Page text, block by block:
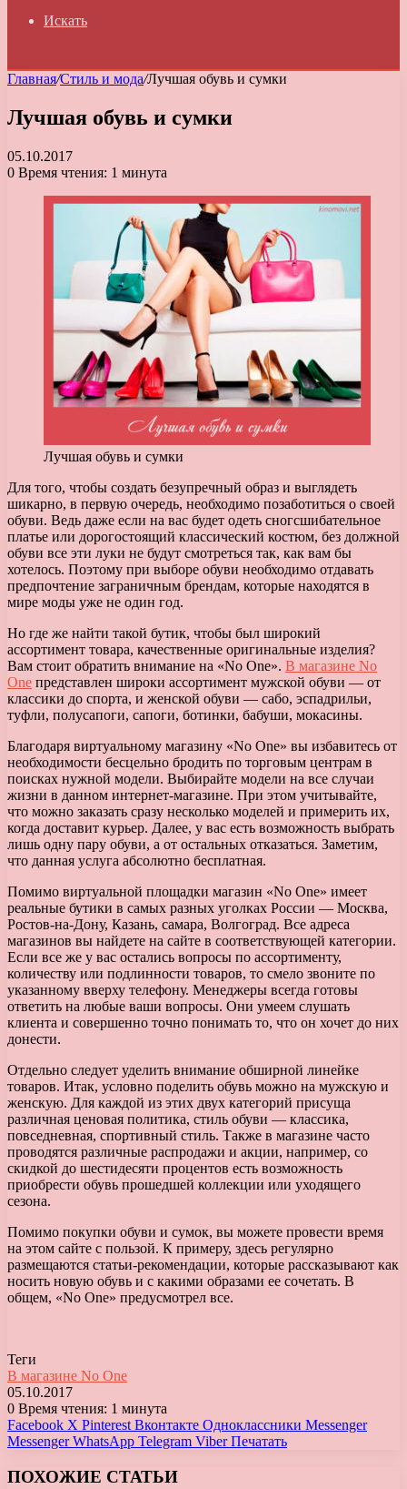
Искать
Главная/Стиль и мода/Лучшая обувь и сумки
Лучшая обувь и сумки
05.10.2017
0 Время чтения: 1 минута
Лучшая обувь и сумки
Для того, чтобы создать безупречный образ и выглядеть
шикарно, в первую очередь, необходимо позаботиться о своей
обуви. Ведь даже если на вас будет одеть сногсшибательное
платье или дорогостоящий классический костюм, без должной
обуви все эти луки не будут смотреться так, как вам бы
хотелось. Поэтому при выборе обуви необходимо отдавать
предпочтение заграничным брендам, которые находятся в
мире моды уже не один год.
Но где же найти такой бутик, чтобы был широкий
ассортимент товара, качественные оригинальные изделия?
Вам стоит обратить внимание на «No One». В магазине No
One представлен широки ассортимент мужской обуви — от
классики до спорта, и женской обуви — сабо, эспадрильи,
туфли, полусапоги, сапоги, ботинки, бабуши, мокасины.
Благодаря виртуальному магазину «No One» вы избавитесь от
необходимости бесцельно бродить по торговым центрам в
поисках нужной модели. Выбирайте модели на все случаи
жизни в данном интернет-магазине. При этом учитывайте,
что можно заказать сразу несколько моделей и примерить их,
когда доставит курьер. Далее, у вас есть возможность выбрать
лишь одну пару обуви, а от остальных отказаться. Заметим,
что данная услуга абсолютно бесплатная.
Помимо виртуальной площадки магазин «No One» имеет
реальные бутики в самых разных уголках России — Москва,
Ростов-на-Дону, Казань, самара, Волгоград. Все адреса
магазинов вы найдете на сайте в соответствующей категории.
Если все же у вас остались вопросы по ассортименту,
количеству или подлинности товаров, то смело звоните по
указанному вверху телефону. Менеджеры всегда готовы
ответить на любые ваши вопросы. Они умеем слушать
клиента и совершенно точно понимать то, что он хочет до них
донести.
Отдельно следует уделить внимание обширной линейке
товаров. Итак, условно поделить обувь можно на мужскую и
женскую. Для каждой из этих двух категорий присуща
различная ценовая политика, стиль обуви — классика,
повседневная, спортивный стиль. Также в магазине часто
проводятся различные распродажи и акции, например, со
скидкой до шестидесяти процентов есть возможность
приобрести обувь прошедшей коллекции или уходящего
сезона.
Помимо покупки обуви и сумок, вы можете провести время
на этом сайте с пользой. К примеру, здесь регулярно
размещаются статьи-рекомендации, которые рассказывают как
носить новую обувь и с какими образами ее сочетать. В
общем, «No One» предусмотрел все.
Теги
В магазине No One
05.10.2017
0 Время чтения: 1 минута
Facebook X Pinterest Вконтакте Одноклассники Messenger
Messenger WhatsApp Telegram Viber Печатать
ПОХОЖИЕ СТАТЬИ